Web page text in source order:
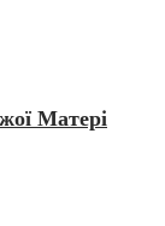
Матері